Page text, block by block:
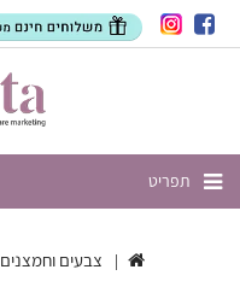
תפריט
צבעים וחמצנים